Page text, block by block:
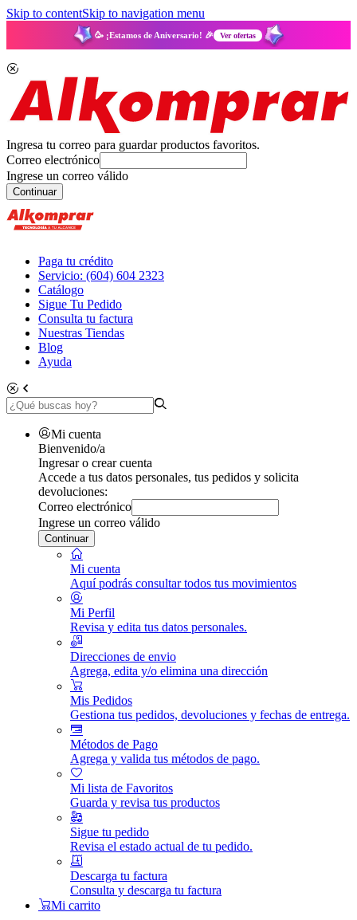
Skip to contentSkip to navigation menu
🥳 ¡Estamos de Aniversario! 🎉 Ver ofertas
Ingresa tu correo para guardar productos favoritos.
Correo electrónico
Ingrese un correo válido
Continuar
Paga tu crédito
Servicio: (604) 604 2323
Catálogo
Sigue Tu Pedido
Consulta tu factura
Nuestras Tiendas
Blog
Ayuda
Mi cuenta
Bienvenido/a
Ingresar o crear cuenta
Accede a tus datos personales, tus pedidos y solicita
devoluciones:
Correo electrónico
Ingrese un correo válido
Continuar
Mi cuenta
Aquí podrás consultar todos tus movimientos
Mi Perfil
Revisa y edita tus datos personales.
Direcciones de envio
Agrega, edita y/o elimina una dirección
Mis Pedidos
Gestiona tus pedidos, devoluciones y fechas de entrega.
Métodos de Pago
Agrega y valida tus métodos de pago.
Mi lista de Favoritos
Guarda y revisa tus productos
Sigue tu pedido
Revisa el estado actual de tu pedido.
Descarga tu factura
Consulta y descarga tu factura
Mi carrito